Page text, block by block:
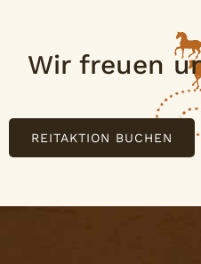
Wir freuen
REITAKTION BUCHEN